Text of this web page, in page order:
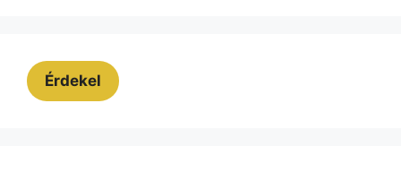
Érdekel